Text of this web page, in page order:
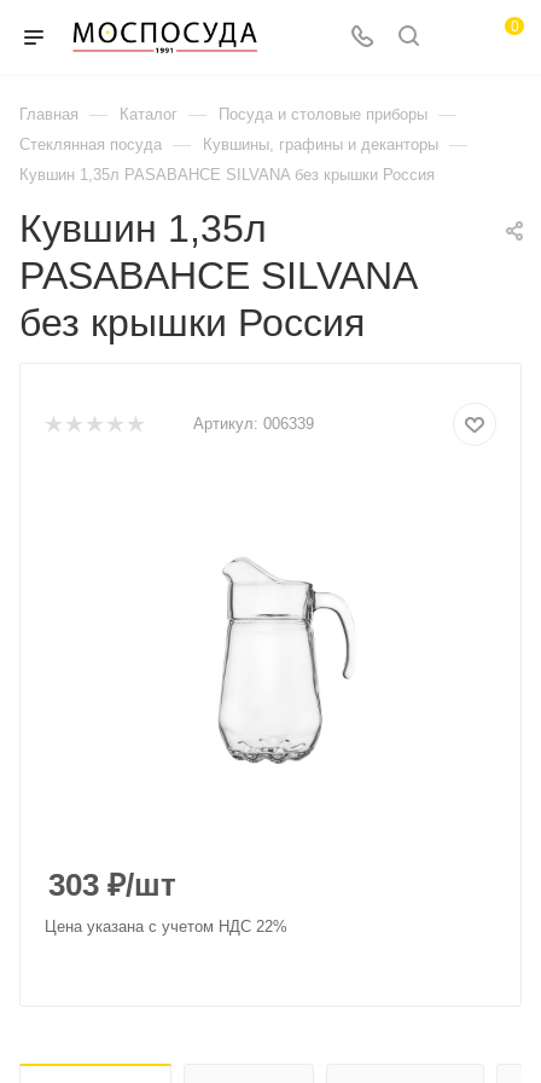
0
Главная — Каталог — Посуда и столовые приборы —
Стеклянная посуда — Кувшины, графины и деканторы —
Кувшин 1,35л PASABAHCE SILVANA без крышки Россия
Кувшин 1,35л
PASABAHCE SILVANA
без крышки Россия
Артикул: 006339
303 ₽/шт
Цена указана с учетом НДС 22%